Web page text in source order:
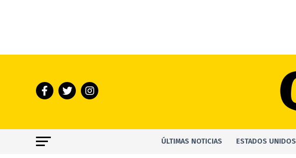
ÚLTIMAS NOTICIAS ESTADOS UNIDOS